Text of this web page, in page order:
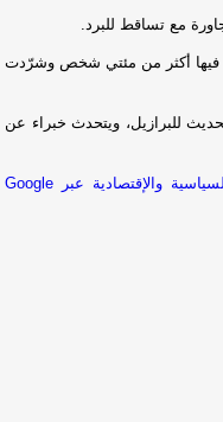
مع تساقط للبرد.
فيها أكثر من مئتي شخص وشرّدت
للبرازيل، ويتحدث خبراء عن
تابعوا آخر أخبارنا المحلية والرياضية وآخر المستجدات السياسية والإقتصادية عبر Google